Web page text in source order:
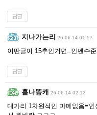
답글
지나가는리 26-06-14 01:57
이딴글이 15추인거면..인벤수
답글
홀나똥캐 26-06-14 02:13
대가리 1차원적인 마메없음=